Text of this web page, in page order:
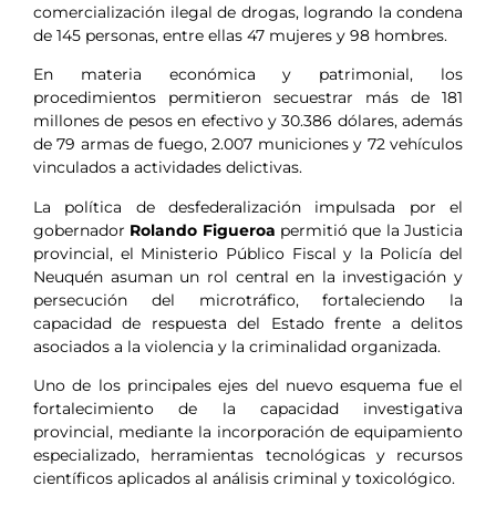
comercialización ilegal de drogas, logrando la condena
de 145 personas, entre ellas 47 mujeres y 98 hombres.
En materia económica y patrimonial, los
procedimientos permitieron secuestrar más de 181
millones de pesos en efectivo y 30.386 dólares, además
de 79 armas de fuego, 2.007 municiones y 72 vehículos
vinculados a actividades delictivas.
La política de desfederalización impulsada por el
gobernador Rolando Figueroa permitió que la Justicia
provincial, el Ministerio Público Fiscal y la Policía del
Neuquén asuman un rol central en la investigación y
persecución del microtráfico, fortaleciendo la
capacidad de respuesta del Estado frente a delitos
asociados a la violencia y la criminalidad organizada.
Uno de los principales ejes del nuevo esquema fue el
fortalecimiento de la capacidad investigativa
provincial, mediante la incorporación de equipamiento
especializado, herramientas tecnológicas y recursos
científicos aplicados al análisis criminal y toxicológico.